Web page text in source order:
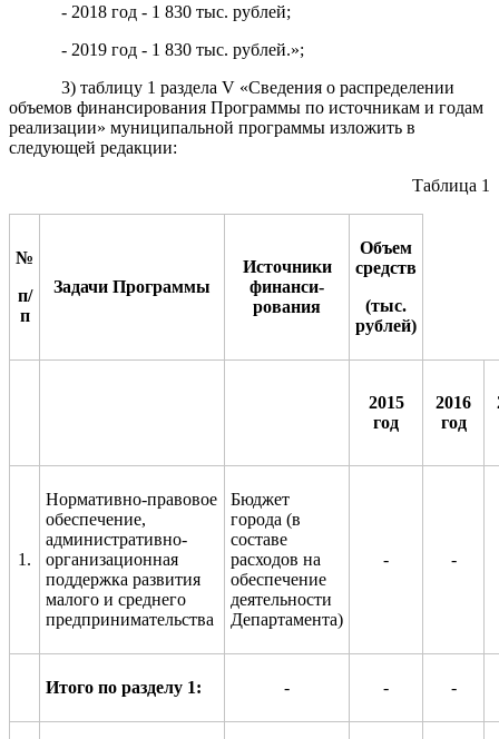
- 2018 год - 1 830 тыс. рублей;
- 2019 год - 1 830 тыс. рублей.»;
3) таблицу 1 раздела V «Сведения о распределении
объемов финансирования Программы по источникам и годам
реализации» муниципальной программы изложить в
следующей редакции:
Таблица 1
№
п/
п
Задачи Программы
Источники
финанси-
рования
Объем
средств
(тыс.
рублей)
2015
год
2016
год
1.
Нормативно-правовое
обеспечение,
административно-
организационная
поддержка развития
малого и среднего
предпринимательства
Бюджет
города (в
составе
расходов на
обеспечение
деятельности
Департамента)
- -
Итого по разделу 1: - - -